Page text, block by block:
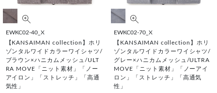
EWKC02-40_X
【KANSAIMAN collection】ホリ
ゾンタルワイドカラーワイシャツ/
ブラウン×ハニカムメッシュ/ULT
RA MOVE「ニット素材」「ノー
アイロン」「ストレッチ」「高通
気性」
EWKC02-70_X
【KANSAIMAN collection】ホリ
ゾンタルワイドカラーワイシャツ/
グレー×ハニカムメッシュ/ULTRA
MOVE「ニット素材」「ノーアイ
ロン」「ストレッチ」「高通気
性」